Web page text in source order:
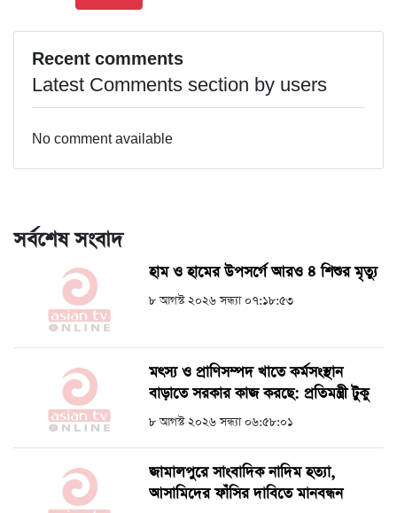
Recent comments
Latest Comments section by users
No comment available
সর্বশেষ সংবাদ
হাম ও হামের উপসর্গে আরও ৪ শিশুর মৃত্যু
৮ আগস্ট ২০২৬ সন্ধ্যা ০৭:১৮:৫৩
মৎস্য ও প্রাণিসম্পদ খাতে কর্মসংস্থান
বাড়াতে সরকার কাজ করছে: প্রতিমন্ত্রী টুকু
৮ আগস্ট ২০২৬ সন্ধ্যা ০৬:৫৮:০১
জামালপুরে সাংবাদিক নাদিম হত্যা,
আসামিদের ফাঁসির দাবিতে মানবন্ধন